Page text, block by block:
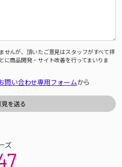
せんが、頂いたご意見はスタッフがすべて拝
に商品開発・サイト改善を行ってまいりま
問い合わせ専用フォームから
ズ